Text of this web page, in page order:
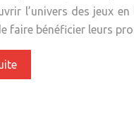
l’univers des jeux
faire bénéficier leurs